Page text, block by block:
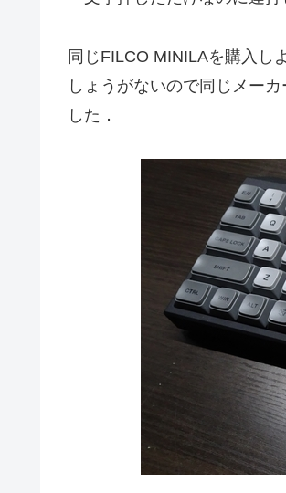
同じFILCO MINILAを購入し
しょうがないので同じメー
した．